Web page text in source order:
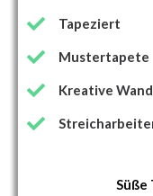
Tapeziert
Mustertapete
Kreative
Süße